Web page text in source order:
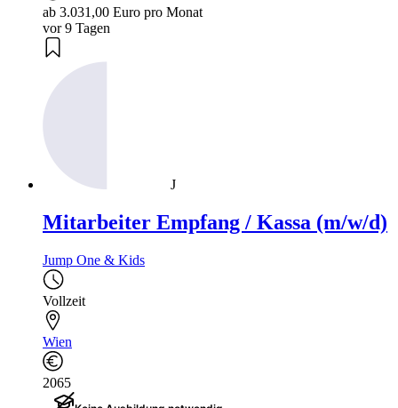
ab 3.031,00 Euro pro Monat
vor 9 Tagen
J
Mitarbeiter Empfang / Kassa (m/w/d)
Jump One & Kids
Vollzeit
Wien
2065